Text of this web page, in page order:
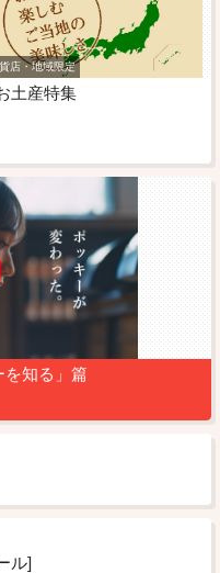
店・地域限定
土産特集
知る」篇
ル]